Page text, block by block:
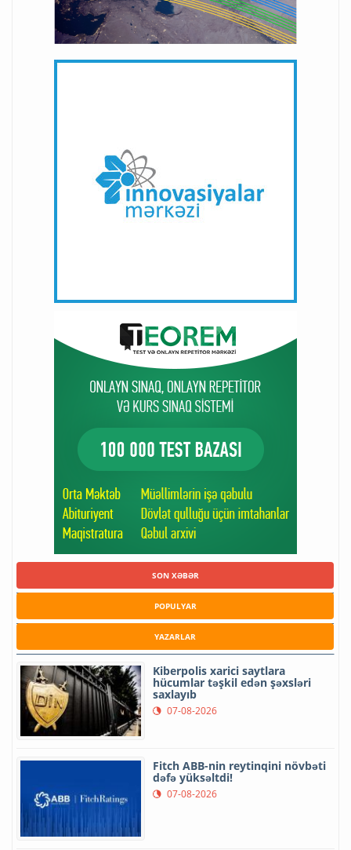
SON XƏBƏR
POPULYAR
YAZARLAR
Kiberpolis xarici saytlara
hücumlar təşkil edən şəxsləri
saxlayıb
07-08-2026
Fitch ABB-nin reytinqini növbəti
dəfə yüksəltdi!
07-08-2026